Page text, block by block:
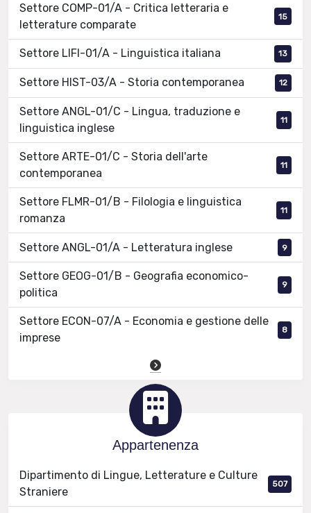
Settore COMP-01/A - Critica letteraria e
letterature comparate
15
Settore LIFI-01/A - Linguistica italiana 13
Settore HIST-03/A - Storia contemporanea 12
Settore ANGL-01/C - Lingua, traduzione e
linguistica inglese
11
Settore ARTE-01/C - Storia dell'arte
contemporanea
11
Settore FLMR-01/B - Filologia e linguistica
romanza
11
Settore ANGL-01/A - Letteratura inglese 9
Settore GEOG-01/B - Geografia economico-
politica
9
Settore ECON-07/A - Economia e gestione delle
imprese
8
Appartenenza
Dipartimento di Lingue, Letterature e Culture
Straniere
507